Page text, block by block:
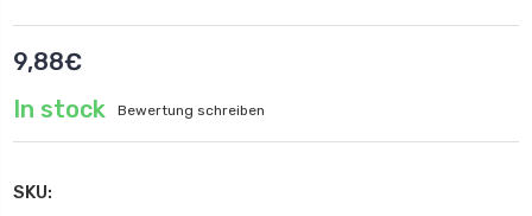
9,88€
In stock
Bewertung schreiben
SKU: